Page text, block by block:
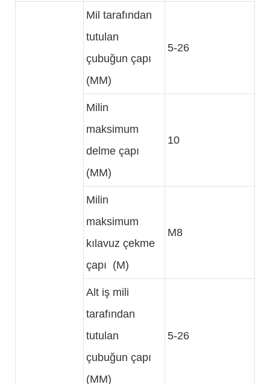
Mil tarafından
tutulan
çubuğun çapı
(MM)
5-26
Milin
maksimum
delme çapı
(MM)
10
Milin
maksimum
kılavuz çekme
çapı (M)
M8
Alt iş mili
tarafından
tutulan
çubuğun çapı
(MM)
5-26